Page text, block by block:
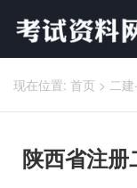
现在位置: 首页 > 二
陕西省注